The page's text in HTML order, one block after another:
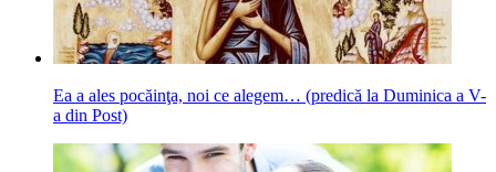
Ea a ales pocăinţa, noi ce alegem… (predică la Duminica a V-
a din Post)